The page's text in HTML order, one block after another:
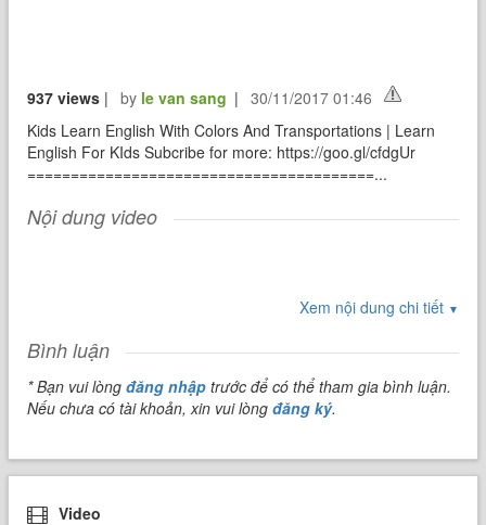
937 views | by le van sang |
30/11/2017 01:46
Kids Learn English With Colors And Transportations | Learn
English For KIds Subcribe for more: https://goo.gl/cfdgUr
========================================...
Nội dung video
Xem nội dung chi tiết ▼
Bình luận
* Bạn vui lòngđăng nhập trước để có thể tham gia bình luận.
Nếu chưa có tài khoản, xin vui lòngđăng ký.
Video